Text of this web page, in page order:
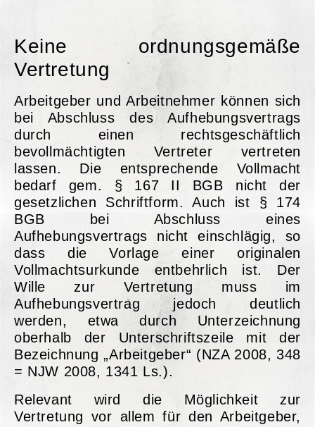
Keine ordnungsgemäße
Vertretung
Arbeitgeber und Arbeitnehmer können sich
bei Abschluss des Aufhebungsvertrags
durch einen rechtsgeschäftlich
bevollmächtigten Vertreter vertreten
lassen. Die entsprechende Vollmacht
bedarf gem. § 167 II BGB nicht der
gesetzlichen Schriftform. Auch ist § 174
BGB bei Abschluss eines
Aufhebungsvertrags nicht einschlägig, so
dass die Vorlage einer originalen
Vollmachtsurkunde entbehrlich ist. Der
Wille zur Vertretung muss im
Aufhebungsvertrag jedoch deutlich
werden, etwa durch Unterzeichnung
oberhalb der Unterschriftszeile mit der
Bezeichnung „Arbeitgeber“ (NZA 2008, 348
= NJW 2008, 1341 Ls.).
Relevant wird die Möglichkeit zur
Vertretung vor allem für den Arbeitgeber,